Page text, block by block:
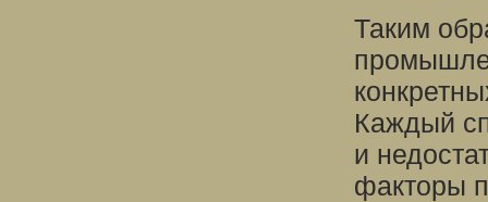
Таким
Каждый
и
факторы